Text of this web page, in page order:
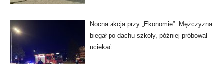
Nocna akcja przy „Ekonomie”. Mężczyzna
biegał po dachu szkoły, później próbował
uciekać